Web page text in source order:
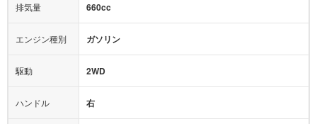
ミュージックプレイヤー接続可
後席モニター
サポカー
アクセル踏み間違い（誤発進）防止装置
アダプティブクルーズコントロール
ヒルディセントコントロール
排気量 660cc
エンジン種別 ガソリン
駆動 2WD
ハンドル 右